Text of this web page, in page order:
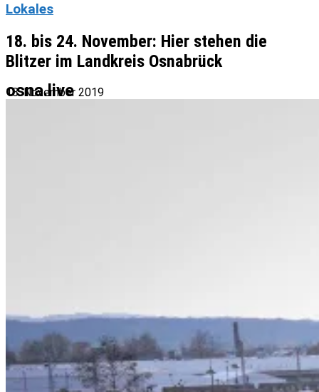
osna.live
Lokales
18. bis 24. November: Hier stehen die
Blitzer im Landkreis Osnabrück
18. November 2019